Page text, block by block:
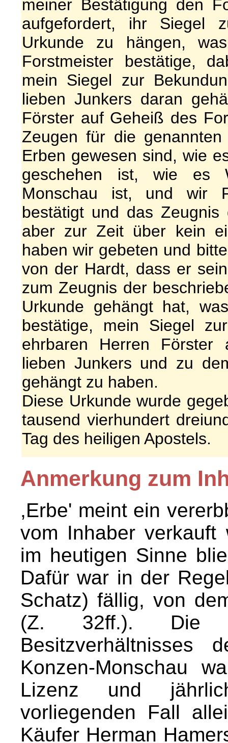
meiner Bestätigung den
aufgefordert, ihr Siegel
Urkunde zu hängen,
Forstmeister bestätige,
mein Siegel zur
lieben Junkers daran
Förster auf Geheiß des
Zeugen für die
Erben gewesen sind, wie
geschehen ist, wie es
Monschau ist, und wir
bestätigt und das Zeugnis
aber zur Zeit über kein
haben wir gebeten und
von der Hardt, dass er
zum Zeugnis der
Urkunde gehängt hat,
bestätige, mein Siegel
ehrbaren Herren Förster
lieben Junkers und zu
gehängt zu haben.
Diese Urkunde wurde
tausend vierhundert
Tag des heiligen Apostels.
Anmerkung zum
,Erbe' meint ein
vom Inhaber verkauft
im heutigen Sinne
Dafür war in der
Schatz) fällig, von
(Z. 32ff.). Die
Konzen-Monschau
Lizenz und
vorliegenden Fall
Käufer Herman